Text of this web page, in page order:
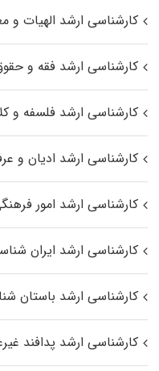
کارشناسی ارشد الهیات
کارشناسی ارشد فقه و
کارشناسی ارشد فلسفه و
کارشناسی ارشد ادیان و
کارشناسی ارشد امور
کارشناسی ارشد ایران
کارشناسی ارشد باستان
کارشناسی ارشد پدافند